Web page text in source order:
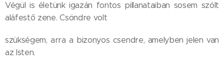
Végül is életünk igazán fontos pillanataiban sosem szólt
aláfestő zene. Csöndre volt
szükségem, arra a bizonyos csendre, amelyben jelen van
az Isten.